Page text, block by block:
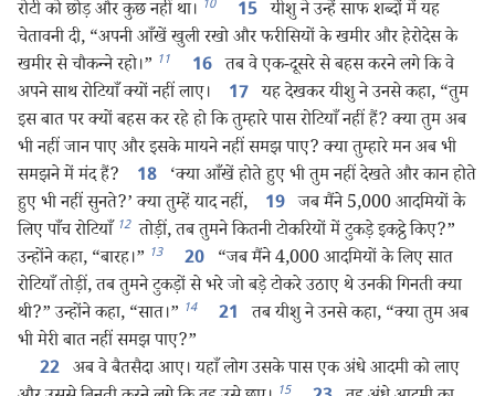
रोटी को छोड़ और कुछ नहीं था। 10 15 यीशु ने उन्हें साफ शब्दों में यह
चेतावनी दी, “अपनी आँखें खुली रखो और फरीसियों के खमीर और हेरोदेस के
खमीर से चौकन्‍ने रहो।” 11 16 तब वे एक-दूसरे से बहस करने लगे कि वे
अपने साथ रोटियाँ क्यों नहीं लाए।
17 यह देखकर यीशु ने उनसे कहा, “तुम
इस बात पर क्यों बहस कर रहे हो कि तुम्हारे पास रोटियाँ नहीं हैं? क्या तुम अब
भी नहीं जान पाए और इसके मायने नहीं समझ पाए? क्या तुम्हारे मन अब भी
समझने में मंद हैं?
18
‘क्या आँखें होते हुए भी तुम नहीं देखते और कान होते
हुए भी नहीं सुनते?’ क्या तुम्हें याद नहीं,
19 जब मैंने 5,000 आदमियों के
लिए पाँच रोटियाँ 12 तोड़ीं, तब तुमने कितनी टोकरियों में टुकड़े इकट्ठे किए?”
उन्होंने कहा, “बारह।” 13 20
“जब मैंने 4,000 आदमियों के लिए सात
रोटियाँ तोड़ीं, तब तुमने टुकड़ों से भरे जो बड़े टोकरे उठाए थे उनकी गिनती क्या
थी?” उन्होंने कहा, “सात।” 14 21
तब यीशु ने उनसे कहा, “क्या तुम अब
भी मेरी बात नहीं समझ पाए?”
22 अब वे बैतसैदा आए। यहाँ लोग उसके पास एक अंधे आदमी को लाए
15